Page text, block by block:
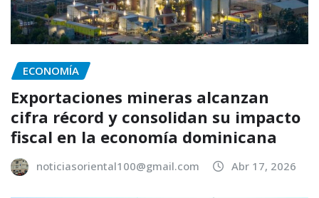
ECONOMÍA
Exportaciones mineras alcanzan
cifra récord y consolidan su impacto
fiscal en la economía dominicana
noticiasoriental100@gmail.com Abr 17, 2026